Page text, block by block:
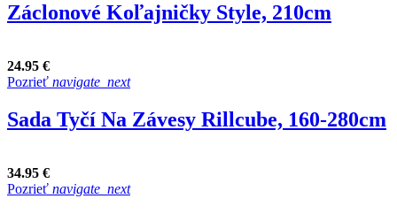
Záclonové Koľajničky Style, 210cm
24.95 €
Pozrieť navigate_next
Sada Tyčí Na Závesy Rillcube, 160-280cm
34.95 €
Pozrieť navigate_next